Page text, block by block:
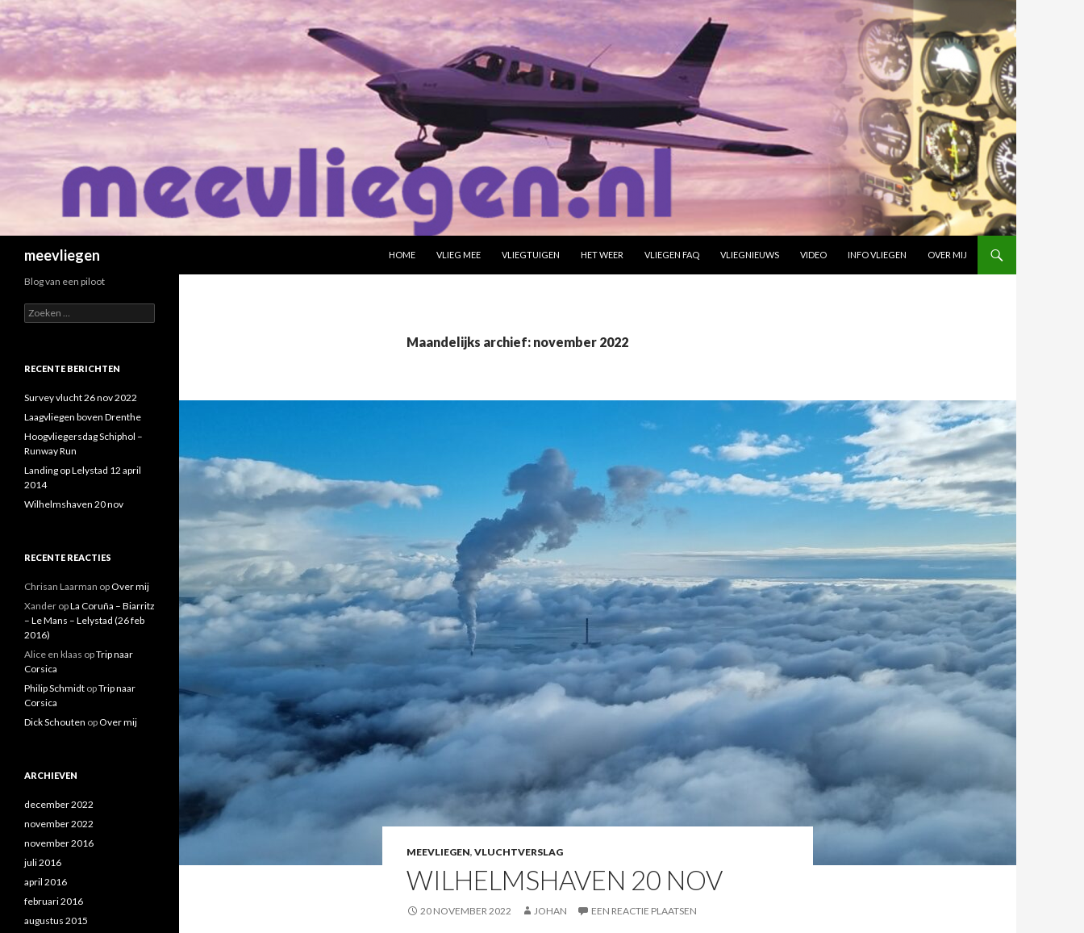
meevliegen
HOME
VLIEG MEE VLIEGTUIGEN HET WEER VLIEGEN FAQ VLIEGNIEUWS VIDEO INFO VLIEGEN OVER MIJ
Maandelijks archief: november 2022
MEEVLIEGEN, VLUCHTVERSLAG
WILHELMSHAVEN 20 NOV
20 NOVEMBER 2022 JOHAN EEN REACTIE PLAATSEN
Blog van een piloot
Zoeken
naar:
RECENTE BERICHTEN
Survey vlucht 26 nov 2022
Laagvliegen boven Drenthe
Hoogvliegersdag Schiphol –
Runway Run
Landing op Lelystad 12 april
2014
Wilhelmshaven 20 nov
RECENTE REACTIES
Chrisan Laarman opOver mij
Xander opLa Coruña – Biarritz
– Le Mans – Lelystad (26 feb
2016)
Alice en klaas opTrip naar
Corsica
Philip Schmidt opTrip naar
Corsica
Dick Schouten opOver mij
ARCHIEVEN
december 2022
november 2022
november 2016
juli 2016
april 2016
februari 2016
augustus 2015